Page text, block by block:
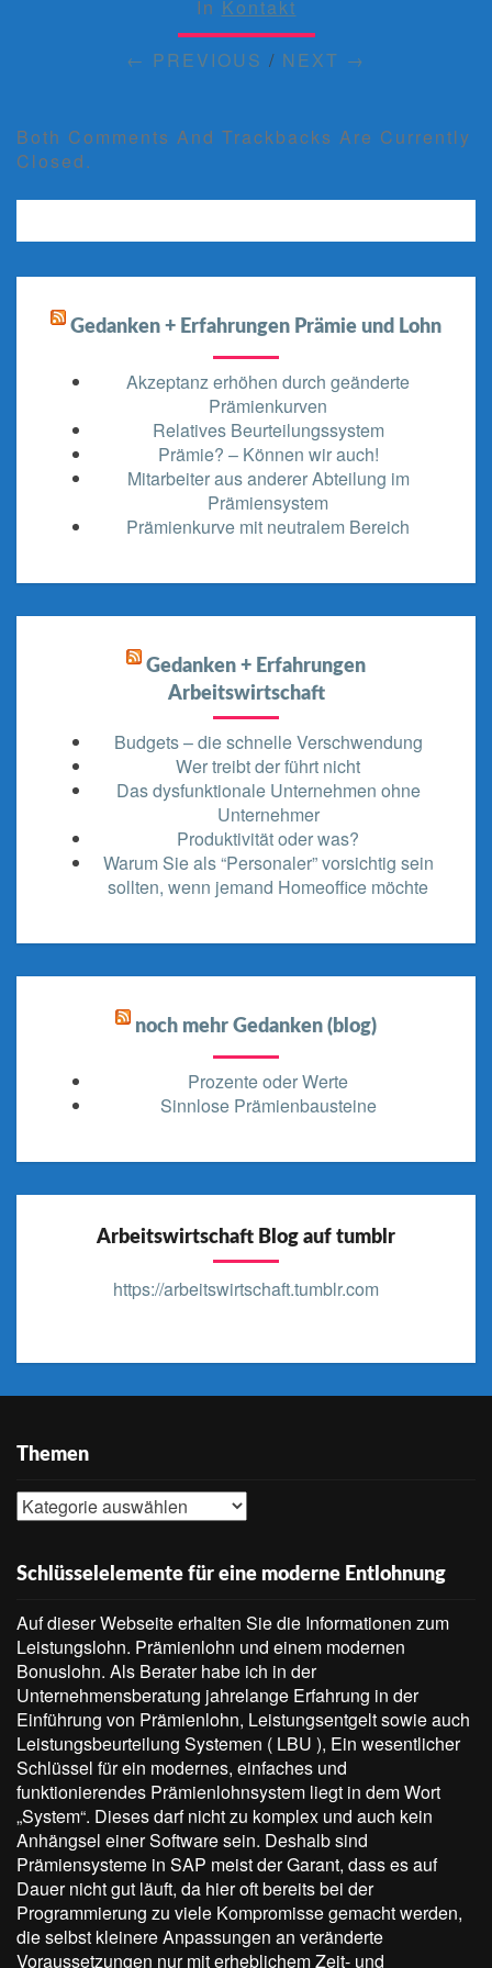
In Kontakt
← PREVIOUS / NEXT →
Both Comments And Trackbacks Are Currently
Closed.
Gedanken + Erfahrungen Prämie und Lohn
Akzeptanz erhöhen durch geänderte
Prämienkurven
Relatives Beurteilungssystem
Prämie? – Können wir auch!
Mitarbeiter aus anderer Abteilung im
Prämiensystem
Prämienkurve mit neutralem Bereich
Gedanken + Erfahrungen
Arbeitswirtschaft
Budgets – die schnelle Verschwendung
Wer treibt der führt nicht
Das dysfunktionale Unternehmen ohne
Unternehmer
Produktivität oder was?
Warum Sie als “Personaler” vorsichtig sein
sollten, wenn jemand Homeoffice möchte
noch mehr Gedanken (blog)
Prozente oder Werte
Sinnlose Prämienbausteine
Arbeitswirtschaft Blog auf tumblr
https://arbeitswirtschaft.tumblr.com
Themen
Themen
Schlüsselelemente für eine moderne Entlohnung
Auf dieser Webseite erhalten Sie die Informationen zum
Leistungslohn. Prämienlohn und einem modernen
Bonuslohn. Als Berater habe ich in der
Unternehmensberatung jahrelange Erfahrung in der
Einführung von Prämienlohn, Leistungsentgelt sowie auch
Leistungsbeurteilung Systemen ( LBU ), Ein wesentlicher
Schlüssel für ein modernes, einfaches und
funktionierendes Prämienlohnsystem liegt in dem Wort
„System“. Dieses darf nicht zu komplex und auch kein
Anhängsel einer Software sein. Deshalb sind
Prämiensysteme in SAP meist der Garant, dass es auf
Dauer nicht gut läuft, da hier oft bereits bei der
Programmierung zu viele Kompromisse gemacht werden,
die selbst kleinere Anpassungen an veränderte
Voraussetzungen nur mit erheblichem Zeit- und